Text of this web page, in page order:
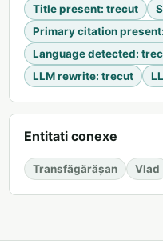
Title present: trecut
Primary citation present:
Language detected:
LLM rewrite: trecut
Entitati conexe
Transfăgărășan Vlad